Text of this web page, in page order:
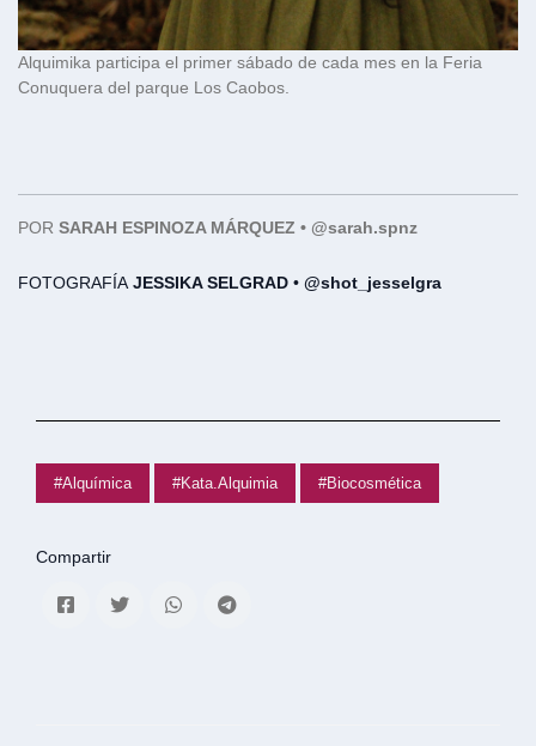
Alquimika participa el primer sábado de cada mes en la Feria
Conuquera del parque Los Caobos.
POR SARAH ESPINOZA MÁRQUEZ • @sarah.spnz
FOTOGRAFÍA JESSIKA SELGRAD • @shot_jesselgra
#Alquímica #Kata.Alquimia #Biocosmética
Compartir